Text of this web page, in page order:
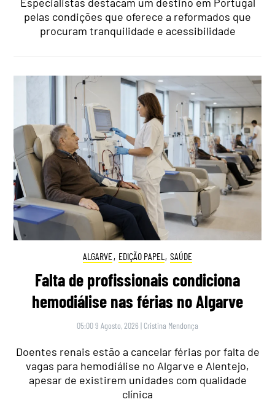
pelas condições que oferece a reformados que
procuram tranquilidade e acessibilidade
ALGARVE, EDIÇÃO PAPEL , SAÚDE
Falta de profissionais condiciona
hemodiálise nas férias no Algarve
05:00 9 Agosto, 2026 | Cristina Mendonça
Doentes renais estão a cancelar férias por falta de
vagas para hemodiálise no Algarve e Alentejo,
apesar de existirem unidades com qualidade
clínica